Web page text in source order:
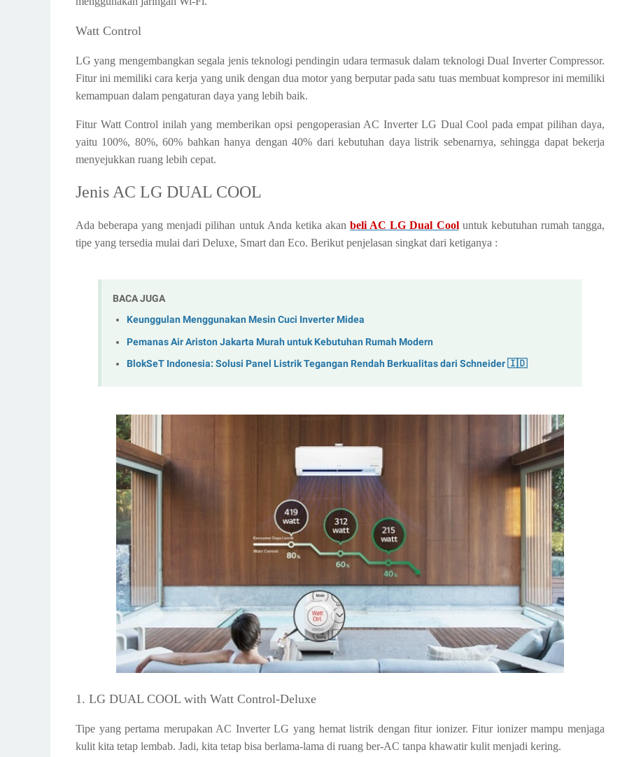
Watt Control
LG yang mengembangkan segala jenis teknologi pendingin udara termasuk dalam teknologi Dual Inverter Compressor.
Fitur ini memiliki cara kerja yang unik dengan dua motor yang berputar pada satu tuas membuat kompresor ini memiliki
kemampuan dalam pengaturan daya yang lebih baik.
Fitur Watt Control inilah yang memberikan opsi pengoperasian AC Inverter LG Dual Cool pada empat pilihan daya,
yaitu 100%, 80%, 60% bahkan hanya dengan 40% dari kebutuhan daya listrik sebenarnya, sehingga dapat bekerja
menyejukkan ruang lebih cepat.
Jenis AC LG DUAL COOL
Ada beberapa yang menjadi pilihan untuk Anda ketika akan beli AC LG Dual Cool untuk kebutuhan rumah tangga,
tipe yang tersedia mulai dari Deluxe, Smart dan Eco. Berikut penjelasan singkat dari ketiganya :
BACA JUGA
Keunggulan Menggunakan Mesin Cuci Inverter Midea
Pemanas Air Ariston Jakarta Murah untuk Kebutuhan Rumah Modern
BlokSeT Indonesia: Solusi Panel Listrik Tegangan Rendah Berkualitas dari Schneider 🇮🇩
1. LG DUAL COOL with Watt Control-Deluxe
Tipe yang pertama merupakan AC Inverter LG yang hemat listrik dengan fitur ionizer. Fitur ionizer mampu menjaga
kulit kita tetap lembab. Jadi, kita tetap bisa berlama-lama di ruang ber-AC tanpa khawatir kulit menjadi kering.